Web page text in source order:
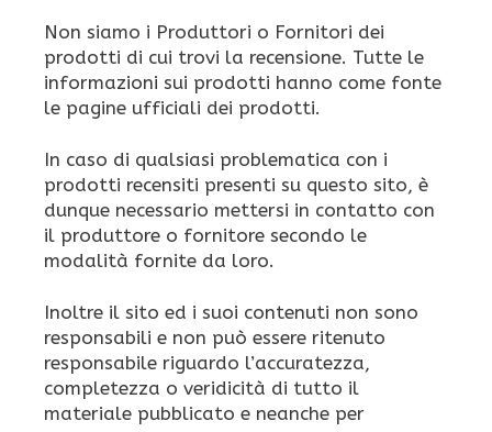
Non siamo i Produttori o Fornitori dei
prodotti di cui trovi la recensione. Tutte le
informazioni sui prodotti hanno come fonte
le pagine ufficiali dei prodotti.
In caso di qualsiasi problematica con i
prodotti recensiti presenti su questo sito, è
dunque necessario mettersi in contatto con
il produttore o fornitore secondo le
modalità fornite da loro.
Inoltre il sito ed i suoi contenuti non sono
responsabili e non può essere ritenuto
responsabile riguardo l’accuratezza,
completezza o veridicità di tutto il
materiale pubblicato e neanche per